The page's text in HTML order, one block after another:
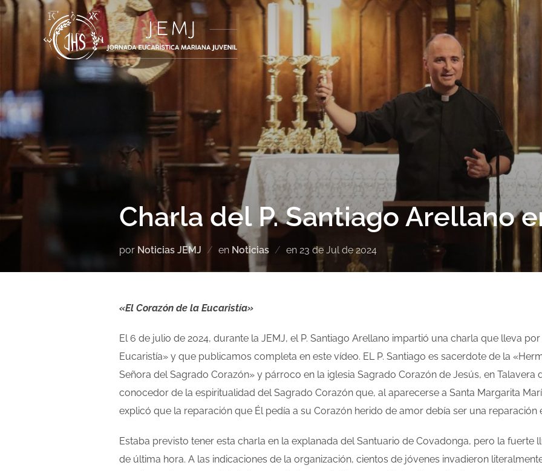
Charla del P. Santiago Arellano
por Noticias JEMJ en Noticias en 23 de Jul de 2024
«El Corazón de la Eucaristía»
El 6 de julio de 2024, durante la JEMJ, el P. Santiago Arellano impartió una charla que lleva
Eucaristía» y que publicamos completa en este vídeo. EL P. Santiago es sacerdote de la
Señora del Sagrado Corazón» y párroco en la iglesia Sagrado Corazón de Jesús, en Talavera
conocedor de la espiritualidad del Sagrado Corazón que, al aparecerse a Santa Margarita
explicó que la reparación que Él pedía a su Corazón herido de amor debía ser una reparación
Estaba previsto tener esta charla en la explanada del Santuario de Covadonga, pero la fuerte
de última hora. A las indicaciones de la organización, cientos de jóvenes invadieron